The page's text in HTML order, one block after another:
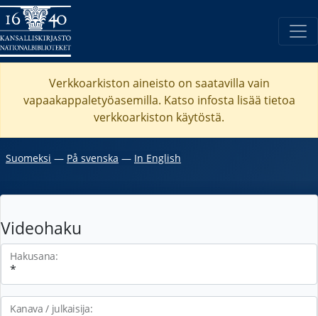
Verkkoarkiston aineisto on saatavilla vain
vapaakappaletyöasemilla. Katso infosta lisää tietoa
verkkoarkiston käytöstä.
Suomeksi ― På svenska ― In English
Videohaku
Hakusana:
Kanava / julkaisija: